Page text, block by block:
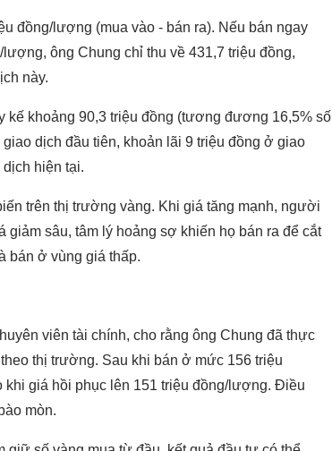
đồng/lượng (mua vào - bán ra). Nếu bán ngay
ông Chung chỉ thu về 431,7 triệu đồng,
này.
kế khoảng 90,3 triệu đồng (tương đương 16,5% số
dịch đầu tiên, khoản lãi 9 triệu đồng ở giao
hiện tại.
trên thị trường vàng. Khi giá tăng mạnh, người
sâu, tâm lý hoảng sợ khiến họ bán ra để cắt
bán ở vùng giá thấp.
viên tài chính, cho rằng ông Chung đã thực
thị trường. Sau khi bán ở mức 156 triệu
giá hồi phục lên 151 triệu đồng/lượng. Điều
mòn.